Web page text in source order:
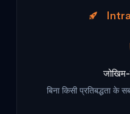
बिना किसी प्रतिबद्धता